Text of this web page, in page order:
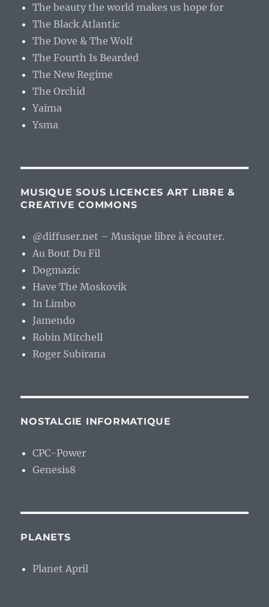
The beauty the world makes us hope for
The Black Atlantic
The Dove & The Wolf
The Fourth Is Bearded
The New Regime
The Orchid
Yaima
Ysma
MUSIQUE SOUS LICENCES ART LIBRE &
CREATIVE COMMONS
@diffuser.net – Musique libre à écouter.
Au Bout Du Fil
Dogmazic
Have The Moskovik
In Limbo
Jamendo
Robin Mitchell
Roger Subirana
NOSTALGIE INFORMATIQUE
CPC-Power
Genesis8
PLANETS
Planet April